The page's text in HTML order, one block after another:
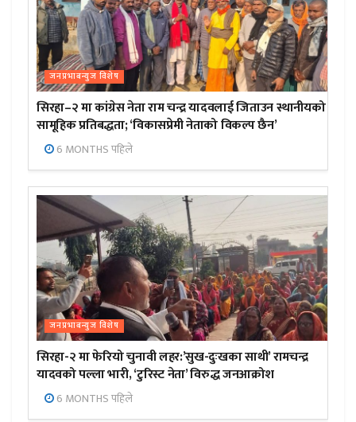
जनप्रभाबन्युज विशेष
सिरहा–२ मा कांग्रेस नेता राम चन्द्र यादवलाई जिताउन स्थानीयको
सामूहिक प्रतिबद्धता; ‘विकासप्रेमी नेताको विकल्प छैन’
6 MONTHS पहिले
जनप्रभाबन्युज विशेष
सिरहा-२ मा फेरियो चुनावी लहर:’सुख-दुःखका साथी’ रामचन्द्र
यादवको पल्ला भारी, ‘टुरिस्ट नेता’ विरुद्ध जनआक्रोश
6 MONTHS पहिले